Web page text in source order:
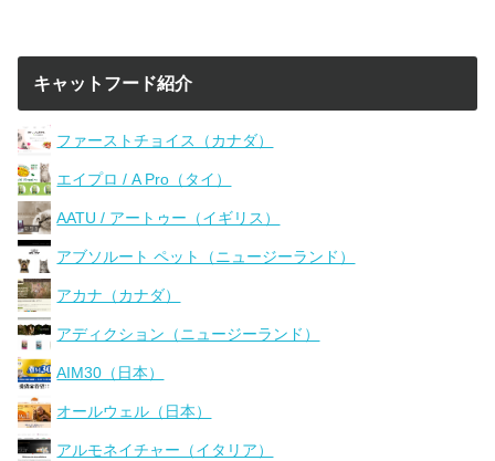
キャットフード紹介
ファーストチョイス（カナダ）
エイプロ / A Pro（タイ）
AATU / アートゥー（イギリス）
アブソルート ペット（ニュージーランド）
アカナ（カナダ）
アディクション（ニュージーランド）
AIM30（日本）
オールウェル（日本）
アルモネイチャー（イタリア）